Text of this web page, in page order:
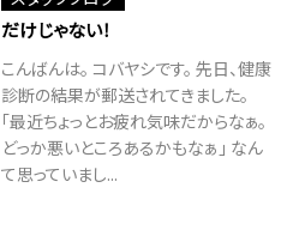
だけじゃない！
こんばんは。 コバヤシです。 先日、健康
診断の結果が郵送されてきました。
「最近ちょっとお疲れ気味だからなぁ。
どっか悪いところあるかもなぁ」 なん
て思っていまし...